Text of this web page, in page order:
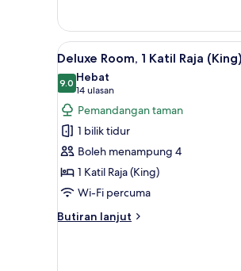
Katil
Raja
(King)
Lihat
semua
foto
untuk
Deluxe
Room,
1
Katil
Raja
(King)
Item
5
Deluxe Room, 1 Katil Raja (King)
9.09.0 daripada 10
Hebat
14 ulasan
(14
ulasan)
Pemandangan taman
1 bilik tidur
Boleh menampung 4
1 Katil Raja (King)
Wi-Fi percuma
Butiran lanjut
Butiran